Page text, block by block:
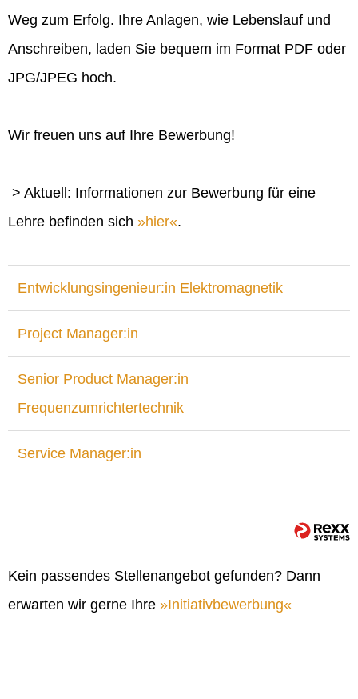
Weg zum Erfolg. Ihre Anlagen, wie Lebenslauf und
Anschreiben, laden Sie bequem im Format PDF oder
JPG/JPEG hoch.
Wir freuen uns auf Ihre Bewerbung!
> Aktuell: Informationen zur Bewerbung für eine
Lehre befinden sich
hier .
Entwicklungsingenieur:in Elektromagnetik
Project Manager:in
Senior Product Manager:in
Frequenzumrichtertechnik
Service Manager:in
Kein passendes Stellenangebot gefunden? Dann
erwarten wir gerne Ihre
Initiativbewerbung